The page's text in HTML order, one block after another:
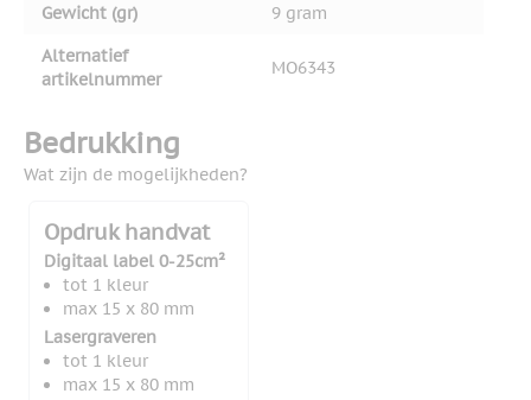
Gewicht (gr)
9 gram
Alternatief
artikelnummer
MO6343
Bedrukking
Wat zijn de mogelijkheden?
Opdruk handvat
Digitaal label 0-25cm²
tot 1 kleur
max 15 x 80 mm
Lasergraveren
tot 1 kleur
max 15 x 80 mm